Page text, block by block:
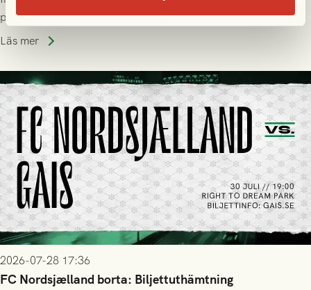
plats på Right to Dream Park torsdagen den 30/7 kl. 19.00.
Läs mer
2026-07-28 17:36
FC Nordsjælland borta: Biljettuthämtning